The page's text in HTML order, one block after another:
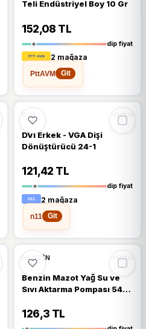
Teli Endüstriyel Boy 10 Gr
152,08 TL
dip fiyat
2 mağaza
PttAVM
Git
%12
DVI stokta
DVI Erkek - VGA Dişi
Dönüştürücü 24-1
121,42 TL
dip fiyat
2 mağaza
n11
Git
%37 %37 DÜŞTÜ
BENZIN stokta
Benzin Mazot Yağ Su ve
Sıvı Aktarma Pompası 54
126,3 TL